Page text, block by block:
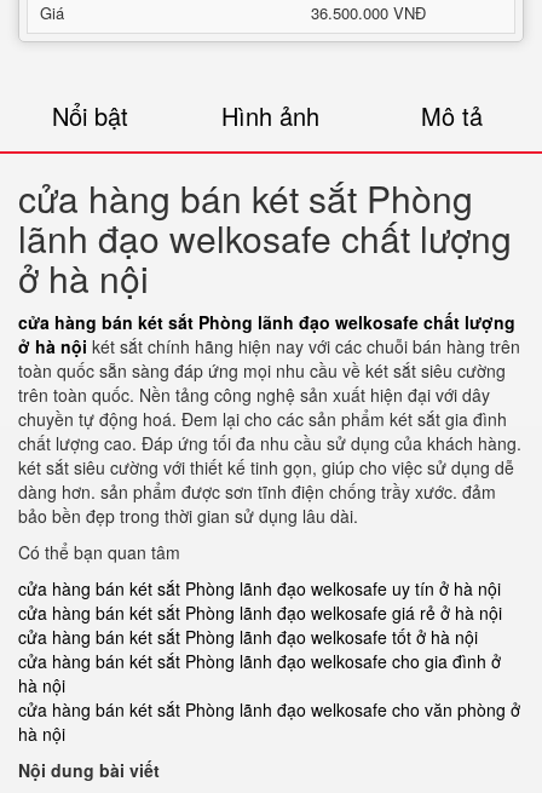
Giá
36.500.000 VNĐ
Nổi bật Hình ảnh Mô tả
cửa hàng bán két sắt Phòng
lãnh đạo welkosafe chất lượng
ở hà nội
cửa hàng bán két sắt Phòng lãnh đạo welkosafe chất lượng
ở hà nội két sắt chính hãng hiện nay với các chuỗi bán hàng trên
toàn quốc sẵn sàng đáp ứng mọi nhu cầu về két sắt siêu cường
trên toàn quốc. Nền tảng công nghệ sản xuất hiện đại với dây
chuyền tự động hoá. Đem lại cho các sản phẩm két sắt gia đình
chất lượng cao. Đáp ứng tối đa nhu cầu sử dụng của khách hàng.
két sắt siêu cường với thiết kế tinh gọn, giúp cho việc sử dụng dễ
dàng hơn. sản phẩm được sơn tĩnh điện chống trầy xước. đảm
bảo bền đẹp trong thời gian sử dụng lâu dài.
Có thể bạn quan tâm
cửa hàng bán két sắt Phòng lãnh đạo welkosafe uy tín ở hà nội
cửa hàng bán két sắt Phòng lãnh đạo welkosafe giá rẻ ở hà nội
cửa hàng bán két sắt Phòng lãnh đạo welkosafe tốt ở hà nội
cửa hàng bán két sắt Phòng lãnh đạo welkosafe cho gia đình ở
hà nội
cửa hàng bán két sắt Phòng lãnh đạo welkosafe cho văn phòng ở
hà nội
Nội dung bài viết